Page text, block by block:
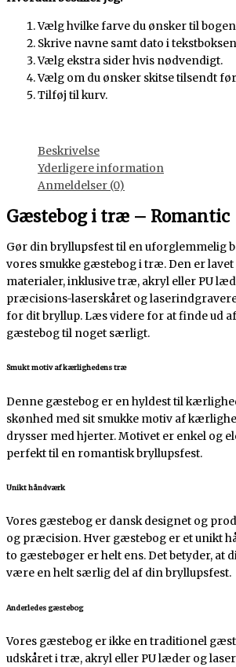
Vælg hvilke farve du ønsker til
Skrive navne samt dato i
Vælg ekstra sider hvis nødvendigt.
Vælg om du ønsker skitse tilsendt
Tilføj til kurv.
Beskrivelse
Yderligere information
Anmeldelser (0)
Gæstebog i træ – Romantic
Gør din bryllupsfest til en uforglemmelig
vores smukke gæstebog i træ. Den er
materialer, inklusive træ, akryl eller PU
præcisions-laserskåret og
for dit bryllup. Læs videre for at finde ud
gæstebog til noget særligt.
Smukt motiv af kærlighedens træ
Denne gæstebog er en hyldest til
skønhed med sit smukke motiv af
drysser med hjerter. Motivet er enkel og
perfekt til en romantisk bryllupsfest.
Unikt håndværk
Vores gæstebog er dansk designet og
og præcision. Hver gæstebog er et unikt
to gæstebøger er helt ens. Det betyder, at
være en helt særlig del af din bryllupsfest.
Anderledes gæstebog
Vores gæstebog er ikke en traditionel
udskåret i træ, akryl eller PU læder og